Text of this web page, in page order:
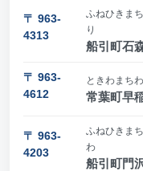
〒 963-
4313
ふねひきま
り
船引町石
〒 963-
4612
ときわまち
常葉町早
〒 963-
4203
ふねひきま
わ
船引町門